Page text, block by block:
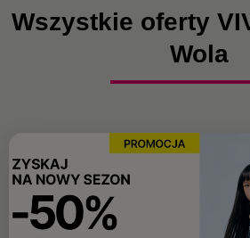
Wszystkie oferty
Wola